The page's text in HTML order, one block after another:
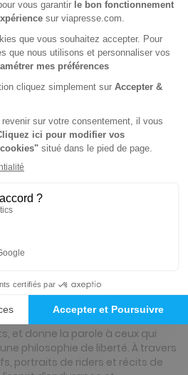
: 11€ 00
d’anniversaire
-15%
Kiosque :20€00
Gravel
pour les passionnés de
bikepacking. Chaque numéro
à vélo, teste les derniers
et donne la parole à ceux qui
philosophie de liberté. À travers
portraits de riders et récits de